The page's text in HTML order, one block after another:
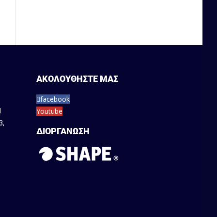
,
ΑΚΟΛΟΥΘΗΣΤΕ ΜΑΣ
facebook
Youtube
ΔΙΟΡΓΑΝΩΣΗ